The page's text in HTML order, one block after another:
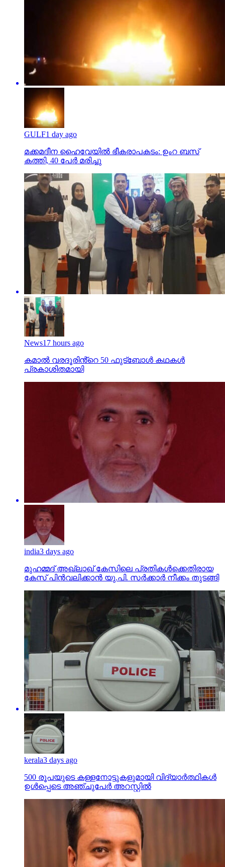
GULF1 day ago
മക്കമദീന ഹൈവേയില്‍ ഭീകരാപകടം: ഉംറ ബസ്
കത്തി, 40 പേര്‍ മരിച്ചു
News17 hours ago
കമാൽ വരദൂരിൻ്റെ 50 ഫുട്ബോൾ കഥകൾ
പ്രകാശിതമായി
india3 days ago
മുഹമ്മദ് അഖ്‌ലാഖ് കേസിലെ പ്രതികള്‍ക്കെതിരായ
കേസ് പിന്‍വലിക്കാന്‍ യു.പി. സര്‍ക്കാര്‍ നീക്കം തുടങ്ങി
kerala3 days ago
500 രൂപയുടെ കള്ളനോട്ടുകളുമായി വിദ്യാര്‍ത്ഥികള്‍
ഉള്‍പ്പെടെ അഞ്ചുപേര്‍ അറസ്റ്റില്‍